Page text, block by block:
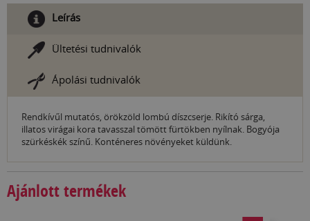
Leírás
Ültetési tudnivalók
Ápolási tudnivalók
Rendkívűl mutatós, örökzöld lombú díszcserje. Rikító sárga,
illatos virágai kora tavasszal tömött fürtökben nyílnak. Bogyója
szürkéskék színű. Konténeres növényeket küldünk.
Ajánlott termékek